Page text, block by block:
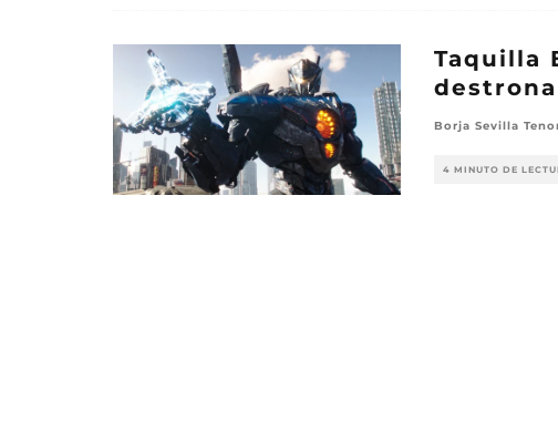
Taquilla
destrona
Borja Sevilla
4 MINUTO DE